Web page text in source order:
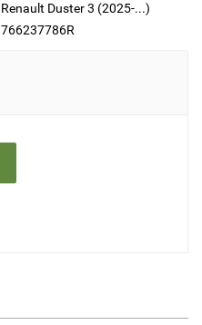
Renault Duster 3 (2025-...)
766237786R